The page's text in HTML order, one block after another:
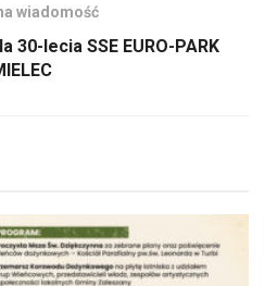
wiadomość
30-lecia SSE EURO-PARK